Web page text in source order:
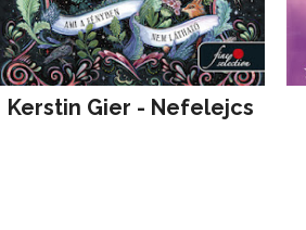
Kerstin Gier - Nefelejcs